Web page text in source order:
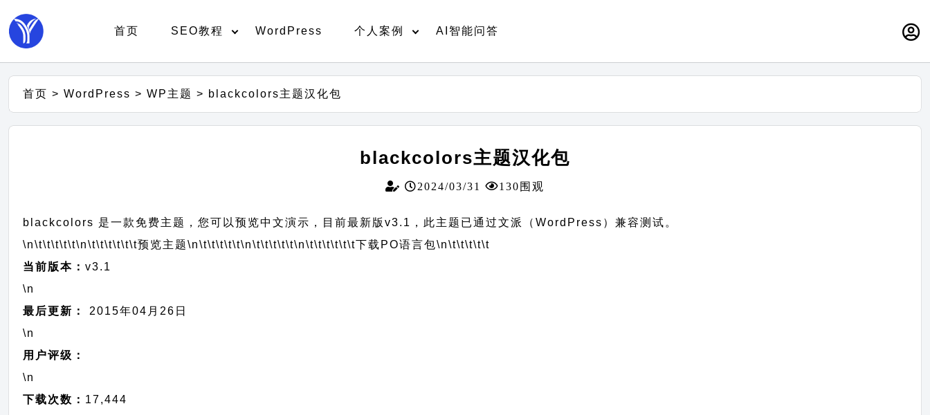
首页 SEO教程 WordPress 个人案例 AI智能问答
首页 >WordPress >WP主题 > blackcolors主题汉化包
blackcolors主题汉化包
2024/03/31 130围观
blackcolors 是一款免费主题，您可以预览中文演示，目前最新版v3.1，此主题已通过文派（WordPress）兼容测试。
\n\t\t\t\t\t\n\t\t\t\t\t\t预览主题\n\t\t\t\t\t\n\t\t\t\t\t\n\t\t\t\t\t\t下载PO语言包\n\t\t\t\t\t
当前版本：v3.1
\n
最后更新：
2015年04月26日
\n
用户评级：
\n
下载次数： 17,444